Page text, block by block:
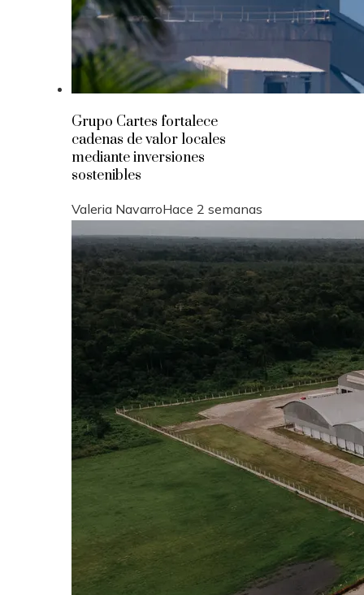
Grupo Cartes fortalece
cadenas de valor locales
mediante inversiones
sostenibles
Valeria NavarroHace 2 semanas